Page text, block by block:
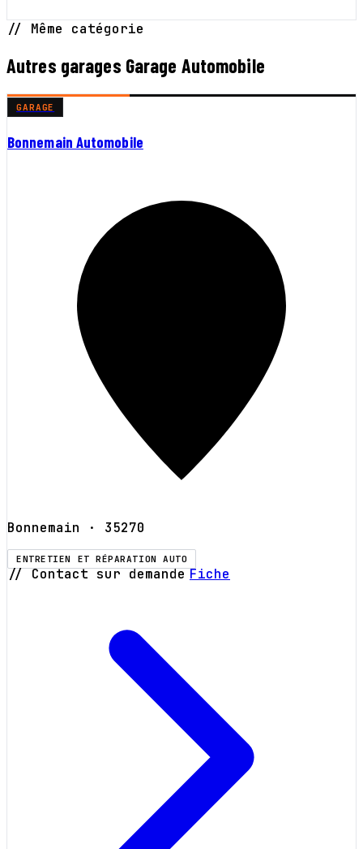
// Même catégorie
Autres garages Garage Automobile
GARAGE
Bonnemain Automobile
Bonnemain · 35270
ENTRETIEN ET RÉPARATION AUTO
// Contact sur demande Fiche